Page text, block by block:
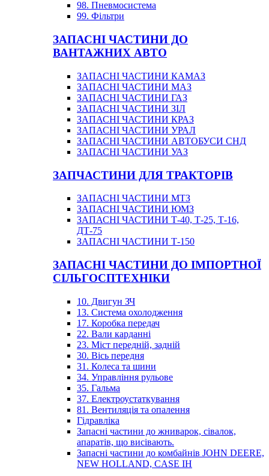
98. Пневмосистема
99. Фільтри
ЗАПАСНІ ЧАСТИНИ ДО
ВАНТАЖНИХ АВТО
ЗАПАСНІ ЧАСТИНИ КАМАЗ
ЗАПАСНІ ЧАСТИНИ МАЗ
ЗАПАСНІ ЧАСТИНИ ГАЗ
ЗАПАСНІ ЧАСТИНИ ЗІЛ
ЗАПАСНІ ЧАСТИНИ КРАЗ
ЗАПАСНІ ЧАСТИНИ УРАЛ
ЗАПАСНІ ЧАСТИНИ АВТОБУСИ СНД
ЗАПАСНІ ЧАСТИНИ УАЗ
ЗАПЧАСТИНИ ДЛЯ ТРАКТОРІВ
ЗАПАСНІ ЧАСТИНИ МТЗ
ЗАПАСНІ ЧАСТИНИ ЮМЗ
ЗАПАСНІ ЧАСТИНИ Т-40, Т-25, Т-16,
ДТ-75
ЗАПАСНІ ЧАСТИНИ Т-150
ЗАПАСНІ ЧАСТИНИ ДО ІМПОРТНОЇ
СІЛЬГОСПТЕХНІКИ
10. Двигун ЗЧ
13. Система охолодження
17. Коробка передач
22. Вали карданні
23. Міст передній, задній
30. Вісь передня
31. Колеса та шини
34. Управління рульове
35. Гальма
37. Електроустаткування
81. Вентиляція та опалення
Гідравліка
Запасні частини до жниварок, сівалок,
апаратів, що висівають.
Запасні частини до комбайнів JOHN DEERE,
NEW HOLLAND, CASE IH